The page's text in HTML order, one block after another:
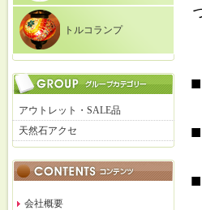
トルコランプ
アウトレット・SALE品
天然石アクセ
会社概要